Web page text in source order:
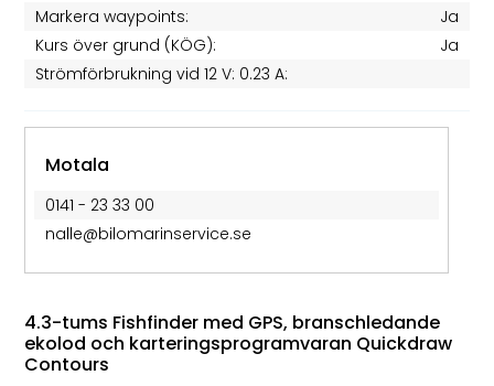
Markera waypoints:
Ja
Kurs över grund (KÖG):
Ja
Strömförbrukning vid 12 V: 0.23 A:
Motala
0141 - 23 33 00
nalle@bilomarinservice.se
4.3-tums Fishfinder med GPS, branschledande
ekolod och karteringsprogramvaran Quickdraw
Contours